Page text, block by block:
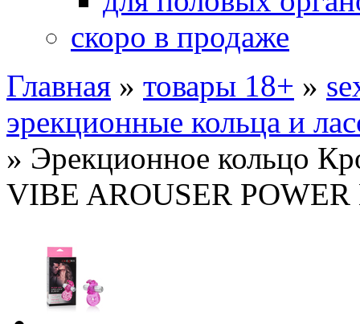
скоро в продаже
Главная » товары 18+ »
эрекционные кольца и
» Эрекционное кольцо
VIBE AROUSER